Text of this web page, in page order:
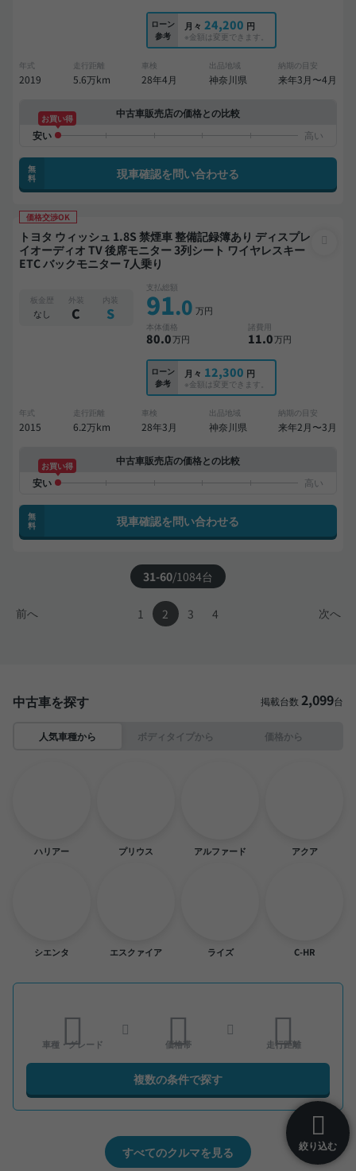
絞り込む
ローン
参考
月々 24,200 円
※金額は変更できます。
年式
2019
走行距離
5.6万km
車検
28年4月
出品地域
神奈川県
納期の目安
来年3月〜4月
中古車販売店の価格との比較
お買い得
無
料
現車確認を問い合わせる
価格交渉OK
トヨタ ウィッシュ 1.8S 禁煙車 整備記録簿あり ディスプレ
イオーディオ TV 後席モニター 3列シート ワイヤレスキー
ETC バックモニター 7人乗り
板金歴
なし
外装
C
内装
S
支払総額
91.0 万円
本体価格
80.0万円
諸費用
11.0万円
ローン
参考
月々 12,300 円
※金額は変更できます。
年式
2015
走行距離
6.2万km
車検
28年3月
出品地域
神奈川県
納期の目安
来年2月〜3月
中古車販売店の価格との比較
お買い得
無
料
現車確認を問い合わせる
31-60/1084台
前へ 次へ
1 2 3 4
中古車を探す 掲載台数 2,099台
人気車種から ボディタイプから 価格から
ハリアー プリウス アルファード アクア
シエンタ エスクァイア ライズ C-HR
車種・グレード 価格帯 走行距離
複数の条件で探す
すべてのクルマを見る